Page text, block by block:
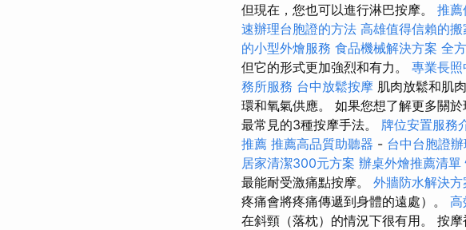
但現在，您也可以進行淋巴按摩。 推薦
速辦理台胞證的方法 高雄值得信賴的搬
的小型外燴服務 食品機械解決方案 全
但它的形式更加強烈和有力。 專業長
務所服務 台中放鬆按摩 肌肉放鬆和肌
環和氧氣供應。 如果您想了解更多關
最常見的3種按摩手法。 牌位安置服務
推薦 推薦高品質助聽器 - 台中台胞證
居家清潔300元方案 辦桌外燴推薦清單
最能耐受激痛點按摩。 外牆防水解決方
疼痛會將疼痛傳遞到身體的遠處）。 高
在斜頸（落枕）的情況下很有用。 按